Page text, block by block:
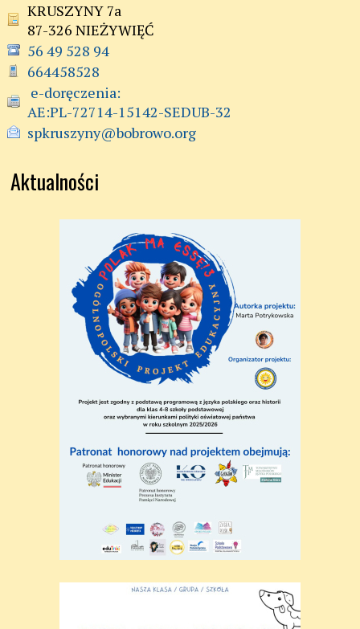
KRUSZYNY 7a
87-326 NIEŻYWIĘĆ
56 49 528 94
664458528
AE:PL-72714-15142-SEDUB-32
spkruszyny@bobrowo.org
Aktualności